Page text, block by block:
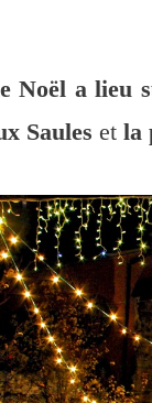
Noël a lieu
Saules et la